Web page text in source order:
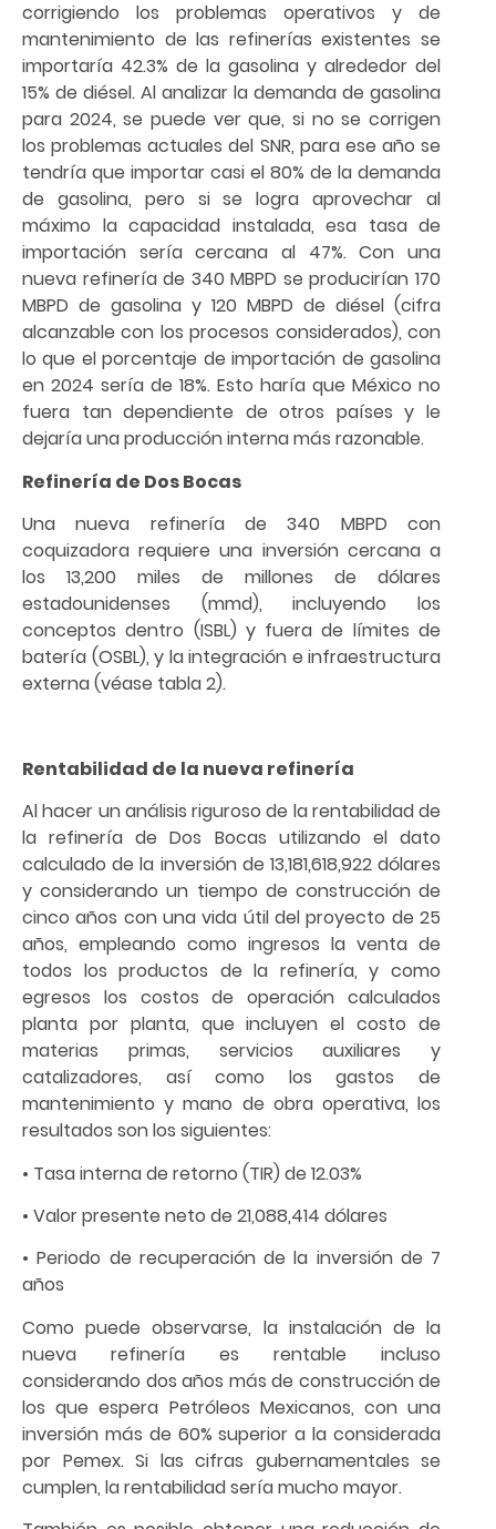
corrigiendo los problemas operativos y de
mantenimiento de las refinerías existentes se
importaría 42.3% de la gasolina y alrededor del
15% de diésel. Al analizar la demanda de gasolina
para 2024, se puede ver que, si no se corrigen
los problemas actuales del SNR, para ese año se
tendría que importar casi el 80% de la demanda
de gasolina, pero si se logra aprovechar al
máximo la capacidad instalada, esa tasa de
importación sería cercana al 47%. Con una
nueva refinería de 340 MBPD se producirían 170
MBPD de gasolina y 120 MBPD de diésel (cifra
alcanzable con los procesos considerados), con
lo que el porcentaje de importación de gasolina
en 2024 sería de 18%. Esto haría que México no
fuera tan dependiente de otros países y le
dejaría una producción interna más razonable.
Refinería de Dos Bocas
Una nueva refinería de 340 MBPD con
coquizadora requiere una inversión cercana a
los 13,200 miles de millones de dólares
estadounidenses (mmd), incluyendo los
conceptos dentro (ISBL) y fuera de límites de
batería (OSBL), y la integración e infraestructura
externa (véase tabla 2).
Rentabilidad de la nueva refinería
Al hacer un análisis riguroso de la rentabilidad de
la refinería de Dos Bocas utilizando el dato
calculado de la inversión de 13,181,618,922 dólares
y considerando un tiempo de construcción de
cinco años con una vida útil del proyecto de 25
años, empleando como ingresos la venta de
todos los productos de la refinería, y como
egresos los costos de operación calculados
planta por planta, que incluyen el costo de
materias primas, servicios auxiliares y
catalizadores, así como los gastos de
mantenimiento y mano de obra operativa, los
resultados son los siguientes:
• Tasa interna de retorno (TIR) de 12.03%
• Valor presente neto de 21,088,414 dólares
• Periodo de recuperación de la inversión de 7
años
Como puede observarse, la instalación de la
nueva refinería es rentable incluso
considerando dos años más de construcción de
los que espera Petróleos Mexicanos, con una
inversión más de 60% superior a la considerada
por Pemex. Si las cifras gubernamentales se
cumplen, la rentabilidad sería mucho mayor.